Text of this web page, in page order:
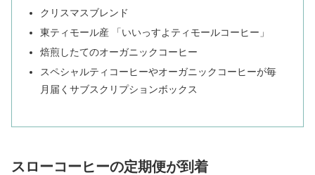
クリスマスブレンド
東ティモール産 「いいっすよティモールコーヒー」
焙煎したてのオーガニックコーヒー
スペシャルティコーヒーやオーガニックコーヒーが毎
月届くサブスクリプションボックス
スローコーヒーの定期便が到着